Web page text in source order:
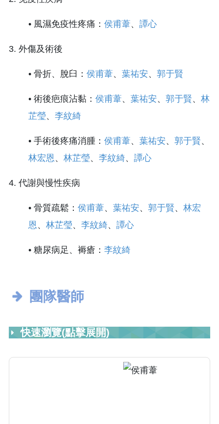
• 風濕免疫性疼痛： 侯甫葦、 譚心
3. 外傷及術後
• 骨折、脫臼： 侯甫葦、 葉祐安、 郭于賢
• 術後疤痕沾黏： 侯甫葦、 葉祐安、 郭于賢、 林
芷瑩、 李紋綺
• 手術後疼痛消腫： 侯甫葦、 葉祐安、 郭于賢、
林宏恩、 林芷瑩、 李紋綺、 譚心
4. 代謝與慢性疾病
• 骨質疏鬆： 侯甫葦、 葉祐安、 郭于賢、 林宏
恩、 林芷瑩、 李紋綺、 譚心
• 糖尿病足、褥瘡： 李紋綺
團隊醫師
快速瀏覽(點擊展開)